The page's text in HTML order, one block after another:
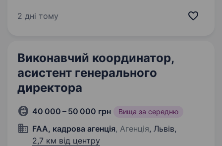
живе спілкування, порядок у процесах і
2 дні тому
Виконавчий координатор,
асистент генерального
директора
40 000 – 50 000 грн Вища за середню
FAA, кадрова агенція, Агенція, Львів,
2,7 км від центру